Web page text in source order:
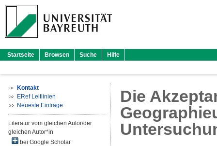
Startseite Browsen Suche Hilfe
Kontakt
ERef Leitlinien
Neueste Einträge
Literatur vom gleichen Autor/der
gleichen Autor*in
bei Google Scholar
Die